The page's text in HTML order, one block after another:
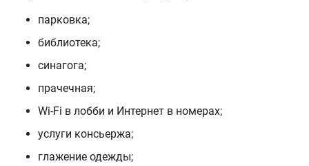
парковка;
библиотека;
синагога;
прачечная;
Wi-Fi в лобби и Интернет в номерах;
услуги консьержа;
глажение одежды;